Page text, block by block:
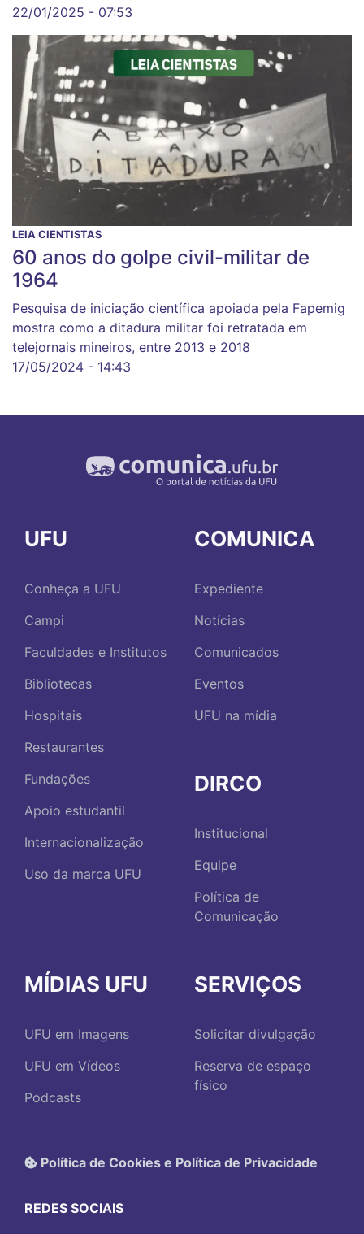
22/01/2025 - 07:53
LEIA CIENTISTAS
60 anos do golpe civil-militar de
1964
Pesquisa de iniciação científica apoiada pela Fapemig
mostra como a ditadura militar foi retratada em
telejornais mineiros, entre 2013 e 2018
17/05/2024 - 14:43
UFU
Conheça a UFU
Campi
Faculdades e Institutos
Bibliotecas
Hospitais
Restaurantes
Fundações
Apoio estudantil
Internacionalização
Uso da marca UFU
COMUNICA
Expediente
Notícias
Comunicados
Eventos
UFU na mídia
DIRCO
Institucional
Equipe
Política de
Comunicação
MÍDIAS UFU
UFU em Imagens
UFU em Vídeos
Podcasts
SERVIÇOS
Solicitar divulgação
Reserva de espaço
físico
Política de Cookies e Política de Privacidade
REDES SOCIAIS